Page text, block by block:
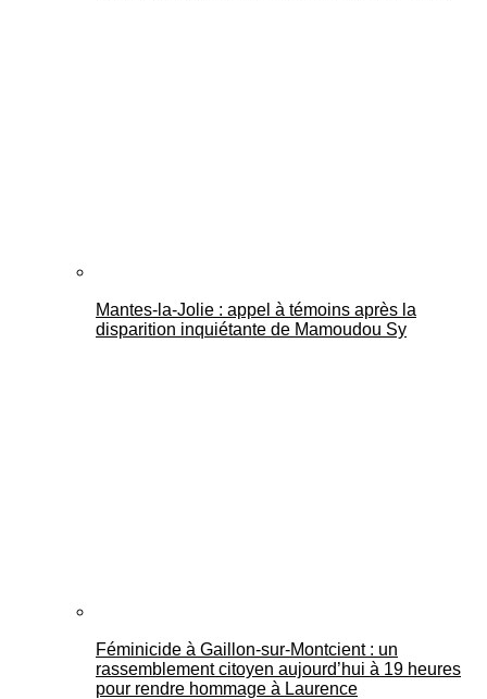
Mantes-la-Jolie : appel à témoins après la
disparition inquiétante de Mamoudou Sy
Féminicide à Gaillon‑sur‑Montcient : un
rassemblement citoyen aujourd’hui à 19 heures
pour rendre hommage à Laurence